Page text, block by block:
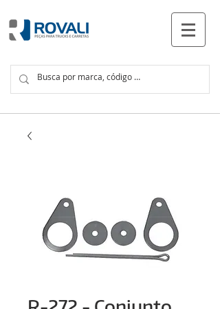
PRODUTOS